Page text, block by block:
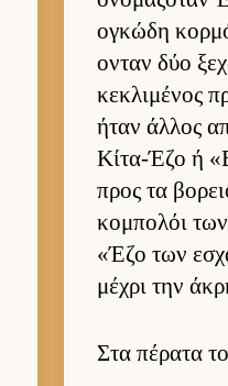
ογκώδη
ονταν δύο
κεκλιμένος
ήταν άλ­λος
Κίτα-Έζο ή
προς τα
κομπολόι
«Έζο των
μέχρι την
Στα πέρατα